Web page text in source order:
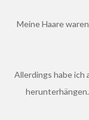
Meine Haare waren wie immer leicht gewellt und sahen aus wie
Allerdings habe ich auch keine ganz feinen Haare, die super platt